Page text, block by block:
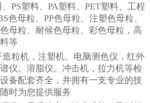
PS塑料、 PA塑料、 PET塑料、工程
色母粒、 PP色母粒、注塑色母粒、
母粒、耐候色母粒、彩色母粒，高
等
造粒机，注塑机、电脑测色仪，红外
仪。溶脂仪。冲击机，拉力机等检
备配套齐全，并拥有一支专业的技
时为您提供服务